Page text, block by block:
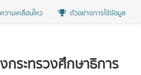
ความเคลื่อนไหว ตัวอย่างการใช้ข้อมูล
ระทรวงศึกษาธิการ